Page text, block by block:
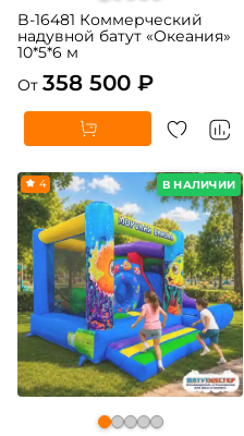
B-16481 Коммерческий
надувной батут «Океания»
10*5*6 м
От 358 500 ₽
В НАЛИЧИИ
4